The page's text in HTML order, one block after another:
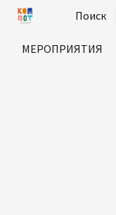
МЕРОПРИЯТИЯ